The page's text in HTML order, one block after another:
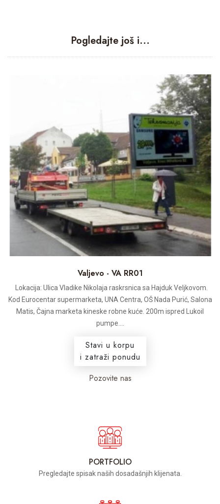
Pogledajte još i...
Valjevo - VA RR01
Lokacija: Ulica Vladike Nikolaja raskrsnica sa Hajduk Veljkovom.
Kod Eurocentar supermarketa, UNA Centra, OŠ Nada Purić, Salona
Matis, Čajna marketa kineske robne kuće. 200m ispred Lukoil
pumpe....
Stavi u korpu
i zatraži ponudu
Pozovite nas
PORTFOLIO
Pregledajte spisak naših dosadašnjih klijenata.